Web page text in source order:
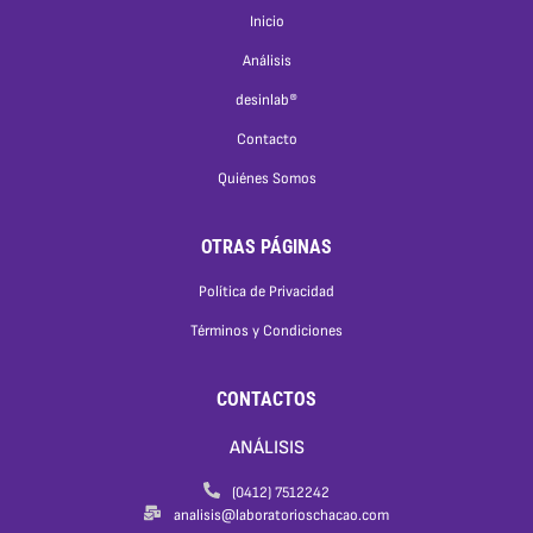
Inicio
Análisis
desinlab®
Contacto
Quiénes Somos
OTRAS PÁGINAS
Política de Privacidad
Términos y Condiciones
CONTACTOS
ANÁLISIS
(0412) 7512242
analisis@laboratorioschacao.com